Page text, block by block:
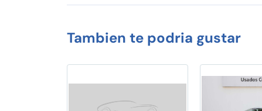
Tambien te podria gustar